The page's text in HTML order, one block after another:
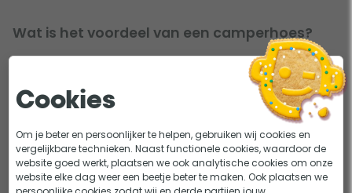
Wat is het voordeel van een camperhoes?
zorg jij ervoor dat je camper langer
meegaat. Een camper is namelijk een flinke investering
waar je goed mee om moet gaan. Stel je stalt je camper
overdekt bij een boer. Bij slecht weer, met flinke wind of
juist met hele heftige zon heeft dit nog steeds effect op je
camper. Door je camper in te pakken met een
camperhoes bescherm je ‘m hiertegen en verleng je zijn
Cookies
Om je beter en persoonlijker te helpen, gebruiken wij cookies en
vergelijkbare technieken. Naast functionele cookies, waardoor de
website goed werkt, plaatsen we ook analytische cookies om onze
website elke dag weer een beetje beter te maken. Ook plaatsen we